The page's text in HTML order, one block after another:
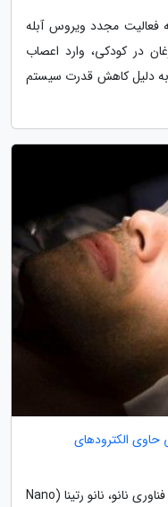
فعالیت مجدد ویروس آبله
در کودکی، وارد اعصاب
به دلیل کاهش قدرت سیستم
الکترودهای
به گزارش خبرنگاران به نقل از ستاد توسعه فناوری نانو، نانو رتینا (Nano